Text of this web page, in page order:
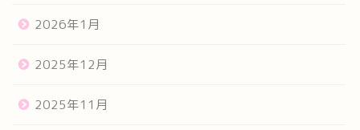
2026年1月
2025年12月
2025年11月